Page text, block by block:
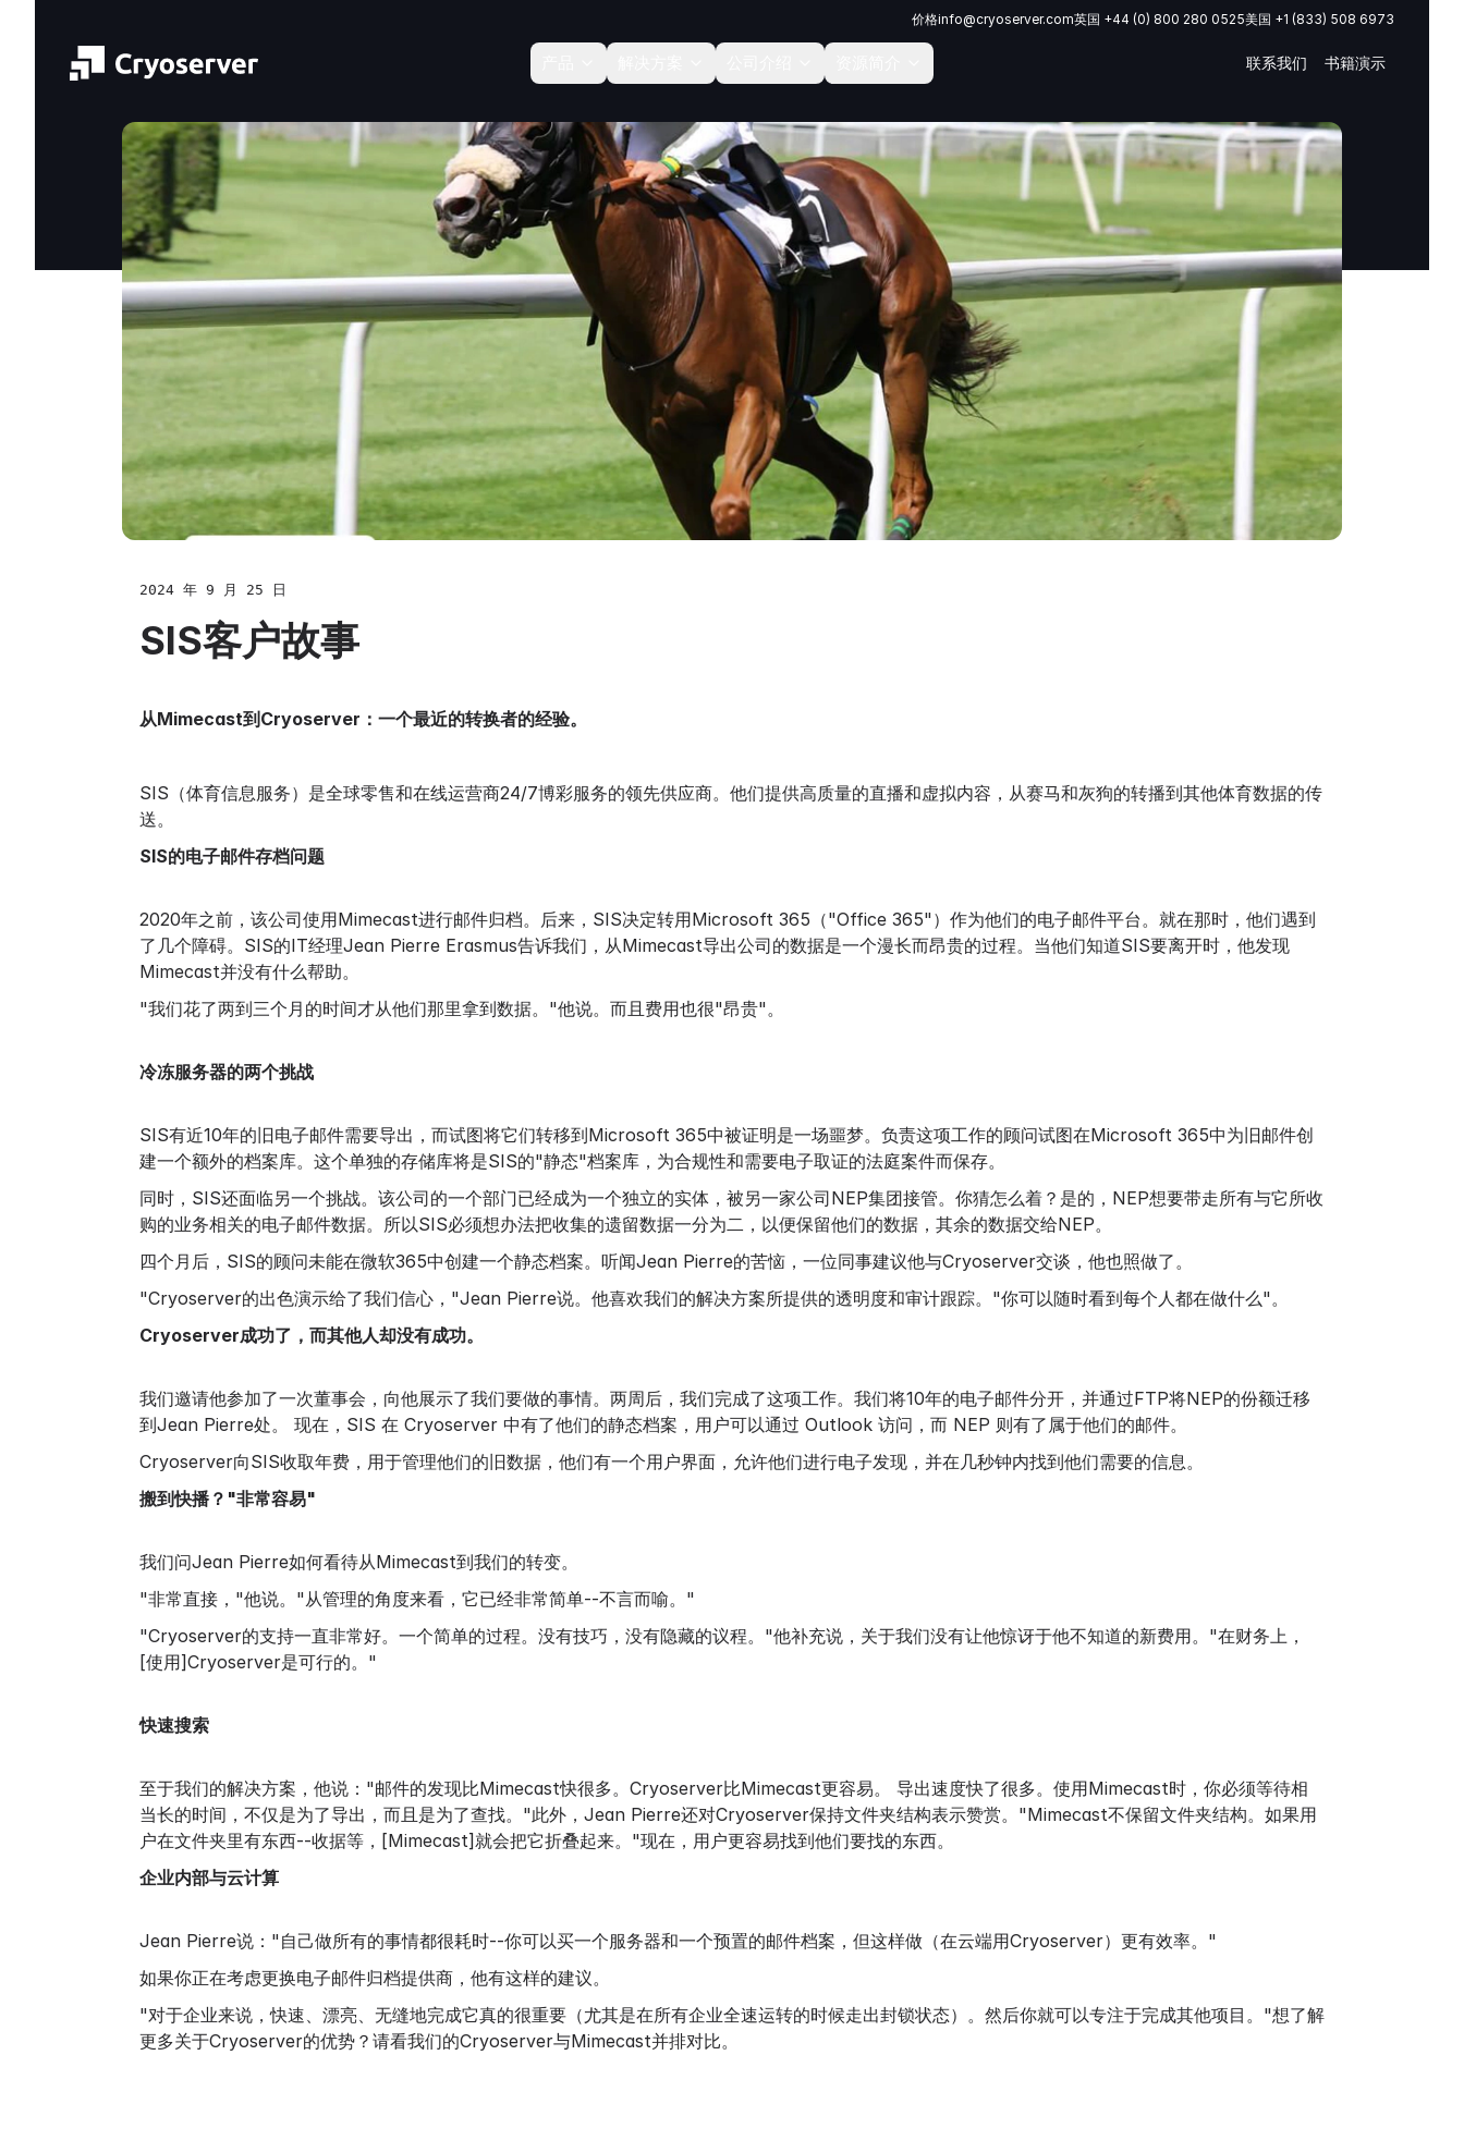
价格info@cryoserver.com英国 +44 (0) 800 280 0525美国 +1 (833) 508 6973
联系我们 书籍演示
2024 年 9 月 25 日
SIS客户故事
从Mimecast到Cryoserver：一个最近的转换者的经验。
SIS（体育信息服务）是全球零售和在线运营商24/7博彩服务的领先供应商。他们提供高质量的直播和虚拟内容，从赛马和灰狗的转播到其他体育数据的传
送。
SIS的电子邮件存档问题
2020年之前，该公司使用Mimecast进行邮件归档。后来，SIS决定转用Microsoft 365（"Office 365"）作为他们的电子邮件平台。就在那时，他们遇到
了几个障碍。SIS的IT经理Jean Pierre Erasmus告诉我们，从Mimecast导出公司的数据是一个漫长而昂贵的过程。当他们知道SIS要离开时，他发现
Mimecast并没有什么帮助。
"我们花了两到三个月的时间才从他们那里拿到数据。"他说。而且费用也很"昂贵"。
冷冻服务器的两个挑战
SIS有近10年的旧电子邮件需要导出，而试图将它们转移到Microsoft 365中被证明是一场噩梦。负责这项工作的顾问试图在Microsoft 365中为旧邮件创
建一个额外的档案库。这个单独的存储库将是SIS的"静态"档案库，为合规性和需要电子取证的法庭案件而保存。
同时，SIS还面临另一个挑战。该公司的一个部门已经成为一个独立的实体，被另一家公司NEP集团接管。你猜怎么着？是的，NEP想要带走所有与它所收
购的业务相关的电子邮件数据。所以SIS必须想办法把收集的遗留数据一分为二，以便保留他们的数据，其余的数据交给NEP。
四个月后，SIS的顾问未能在微软365中创建一个静态档案。听闻Jean Pierre的苦恼，一位同事建议他与Cryoserver交谈，他也照做了。
"Cryoserver的出色演示给了我们信心，"Jean Pierre说。他喜欢我们的解决方案所提供的透明度和审计跟踪。"你可以随时看到每个人都在做什么"。
Cryoserver成功了，而其他人却没有成功。
我们邀请他参加了一次董事会，向他展示了我们要做的事情。两周后，我们完成了这项工作。我们将10年的电子邮件分开，并通过FTP将NEP的份额迁移
到Jean Pierre处。 现在，SIS 在 Cryoserver 中有了他们的静态档案，用户可以通过 Outlook 访问，而 NEP 则有了属于他们的邮件。
Cryoserver向SIS收取年费，用于管理他们的旧数据，他们有一个用户界面，允许他们进行电子发现，并在几秒钟内找到他们需要的信息。
搬到快播？"非常容易"
我们问Jean Pierre如何看待从Mimecast到我们的转变。
"非常直接，"他说。"从管理的角度来看，它已经非常简单--不言而喻。"
"Cryoserver的支持一直非常好。一个简单的过程。没有技巧，没有隐藏的议程。"他补充说，关于我们没有让他惊讶于他不知道的新费用。"在财务上，
[使用]Cryoserver是可行的。"
快速搜索
至于我们的解决方案，他说："邮件的发现比Mimecast快很多。Cryoserver比Mimecast更容易。 导出速度快了很多。使用Mimecast时，你必须等待相
当长的时间，不仅是为了导出，而且是为了查找。"此外，Jean Pierre还对Cryoserver保持文件夹结构表示赞赏。"Mimecast不保留文件夹结构。如果用
户在文件夹里有东西--收据等，[Mimecast]就会把它折叠起来。"现在，用户更容易找到他们要找的东西。
企业内部与云计算
Jean Pierre说："自己做所有的事情都很耗时--你可以买一个服务器和一个预置的邮件档案，但这样做（在云端用Cryoserver）更有效率。"
如果你正在考虑更换电子邮件归档提供商，他有这样的建议。
"对于企业来说，快速、漂亮、无缝地完成它真的很重要（尤其是在所有企业全速运转的时候走出封锁状态）。然后你就可以专注于完成其他项目。"想了解
更多关于Cryoserver的优势？请看我们的Cryoserver与Mimecast并排对比。